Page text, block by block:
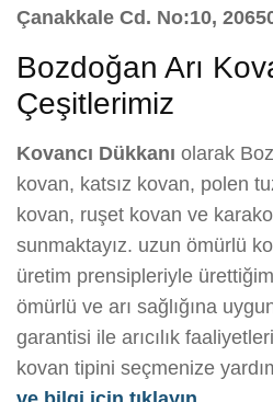
Çanakkale Cd. No:10,
Bozdoğan Arı
Çeşitlerimiz
Kovancı Dükkanı olarak
kovan, katsız kovan, polen
kovan, ruşet kovan ve
sunmaktayız. uzun ömürlü
üretim prensipleriyle
ömürlü ve arı sağlığına
garantisi ile arıcılık
kovan tipini seçmenize